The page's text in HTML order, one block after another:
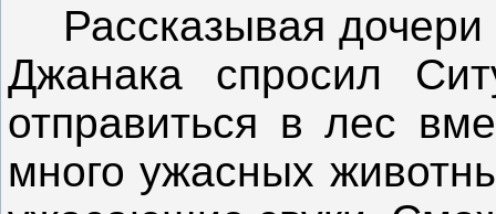
Рассказывая дочери
Джанака спросил
отправиться в лес
много ужасных